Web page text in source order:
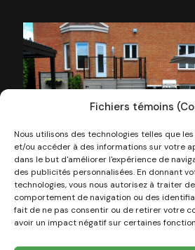
Fichiers témoins
Nous utilisons des technologies telles que
et/ou accéder à des informations sur votre
dans le but d'améliorer l'expérience de
des publicités personnalisées. En donnant
technologies, vous nous autorisez à traiter
comportement de navigation ou des
fait de ne pas consentir ou de retirer votre
avoir un impact négatif sur certaines
Harmonie élégante